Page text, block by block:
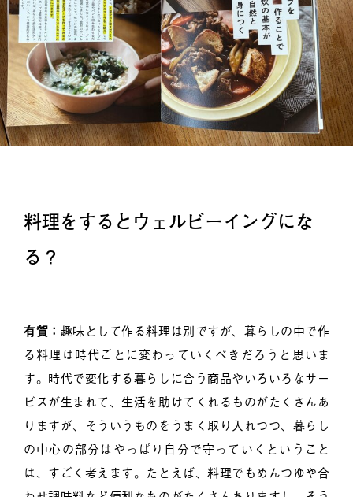
料理をするとウェルビーイングにな
る？
有賀： 趣味として作る料理は別ですが、暮らしの中で作
る料理は時代ごとに変わっていくべきだろうと思いま
す。時代で変化する暮らしに合う商品やいろいろなサー
ビスが生まれて、生活を助けてくれるものがたくさんあ
りますが、そういうものをうまく取り入れつつ、暮らし
の中心の部分はやっぱり自分で守っていくということ
は、すごく考えます。たとえば、料理でもめんつゆや合